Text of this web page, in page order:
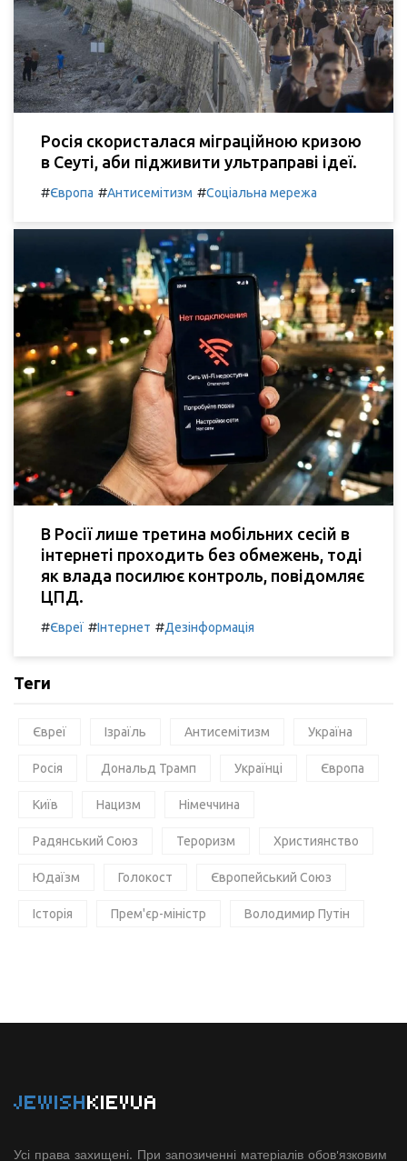
Росія скористалася міграційною кризою
в Сеуті, аби підживити ультраправі ідеї.
#Європа #Антисемітизм #Соціальна мережа
В Росії лише третина мобільних сесій в
інтернеті проходить без обмежень, тоді
як влада посилює контроль, повідомляє
ЦПД.
#Євреї #Інтернет #Дезінформація
Теги
Євреї Ізраїль Антисемітизм Україна
Росія Дональд Трамп Українці Європа
Київ Нацизм Німеччина
Радянський Союз Тероризм Християнство
Юдаїзм Голокост Європейський Союз
Історія Прем'єр-міністр Володимир Путін
JEWISHKIEVUA
Усі права захищені. При запозиченні матеріалів обов'язковим